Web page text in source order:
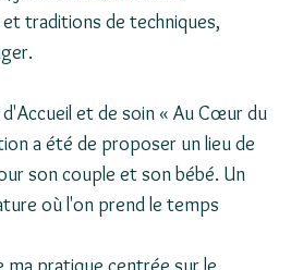
traditions de techniques,
et de soin « Au Cœur du
a été de proposer un lieu de
son couple et son bébé. Un
où l'on prend le temps